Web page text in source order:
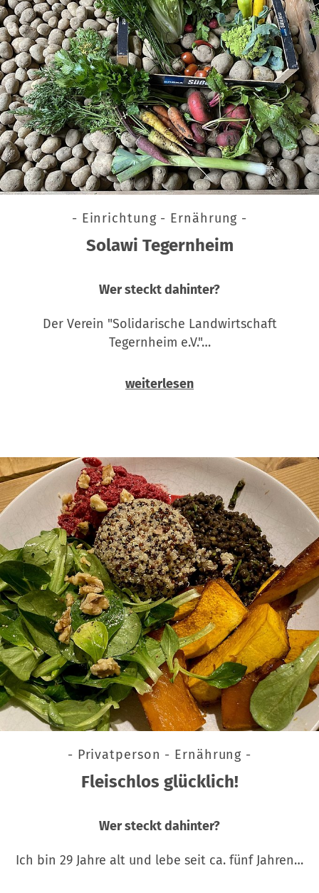
- Einrichtung - Ernährung -
Solawi Tegernheim
Wer steckt dahinter?
Der Verein "Solidarische Landwirtschaft
Tegernheim e.V."…
weiterlesen
- Privatperson - Ernährung -
Fleischlos glücklich!
Wer steckt dahinter?
Ich bin 29 Jahre alt und lebe seit ca. fünf Jahren…